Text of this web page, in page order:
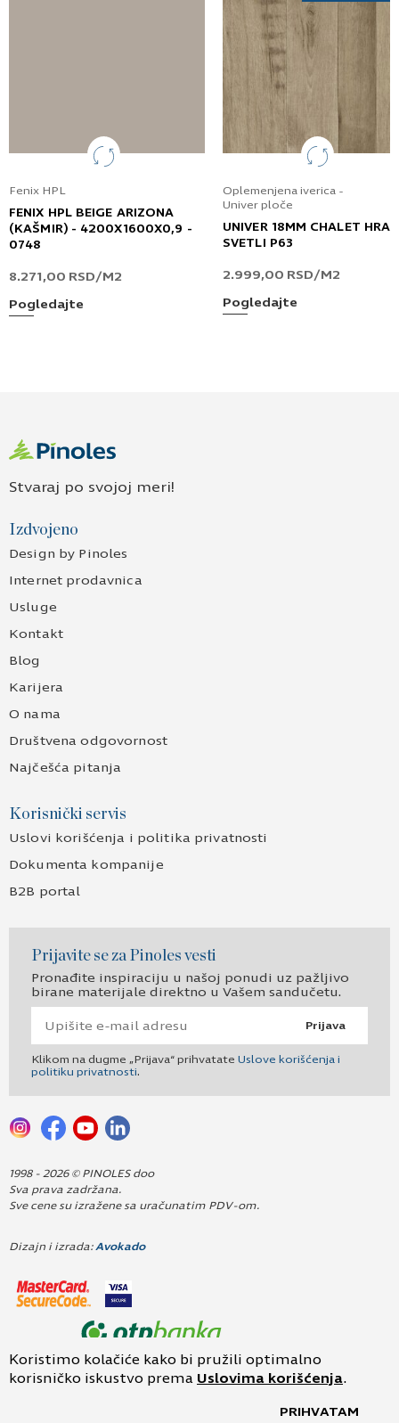
Prihvatam Uslove korišćenja i Politiku
Prijavljujem se za vesti i obaveštenja putem
elektronske pošte.
Fenix HPL
FENIX HPL BEIGE ARIZONA
(KAŠMIR) - 4200X1600X0,9 -
0748
8.271,00 RSD/M2
Pogledajte
Oplemenjena iverica -
Univer ploče
UNIVER 18MM CHALET
SVETLI P63
2.999,00 RSD/M2
Pogledajte
Stvaraj po svojoj meri!
Izdvojeno
Design by Pinoles
Internet prodavnica
Usluge
Kontakt
Blog
Karijera
O nama
Društvena odgovornost
Najčešća pitanja
Korisnički servis
Uslovi korišćenja i politika privatnosti
Dokumenta kompanije
B2B portal
Prijavite se za Pinoles vesti
Pronađite inspiraciju u našoj ponudi uz pažljivo
birane materijale direktno u Vašem sandučetu.
Prijava
Klikom na dugme „Prijava“ prihvatate Uslove korišćenja i
politiku privatnosti.
1998 - 2026 © PINOLES doo
Sva prava zadržana.
Sve cene su izražene sa uračunatim PDV-om.
Dizajn i izrada:Avokado
Koristimo kolačiće kako bi pružili optimalno
korisničko iskustvo prema Uslovima korišćenja.
PRIHVATAM